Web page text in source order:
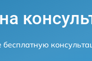
бесплатную